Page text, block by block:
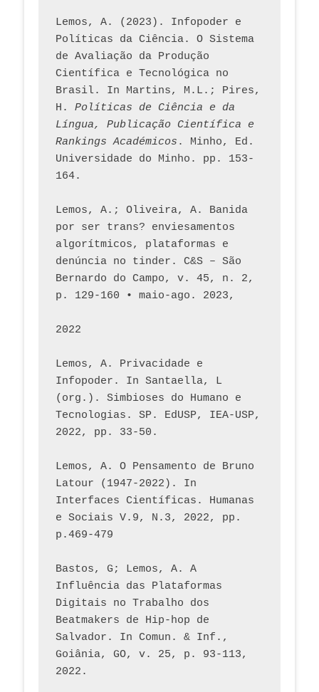
Lemos, A. (2023). Infopoder e
Políticas da Ciência. O Sistema
de Avaliação da Produção
Científica e Tecnológica no
Brasil. In Martins, M.L.; Pires,
H. Políticas de Ciência e da
Língua, Publicação Científica e
Rankings Académicos . Minho, Ed.
Universidade do Minho. pp. 153-
164.
Lemos, A.; Oliveira, A. Banida
por ser trans? enviesamentos
algorítmicos, plataformas e
denúncia no tinder. C&S – São
Bernardo do Campo, v. 45, n. 2,
p. 129-160 • maio-ago. 2023,
2022
Lemos, A. Privacidade e
Infopoder. In Santaella, L
(org.). Simbioses do Humano e
Tecnologias. SP. EdUSP, IEA-USP,
2022, pp. 33-50.
Lemos, A. O Pensamento de Bruno
Latour (1947-2022). In
Interfaces Científicas. Humanas
e Sociais V.9, N.3, 2022, pp.
p.469-479
Bastos, G; Lemos, A. A
Influência das Plataformas
Digitais no Trabalho dos
Beatmakers de Hip-hop de
Salvador. In Comun. & Inf.,
Goiânia, GO, v. 25, p. 93-113,
2022.